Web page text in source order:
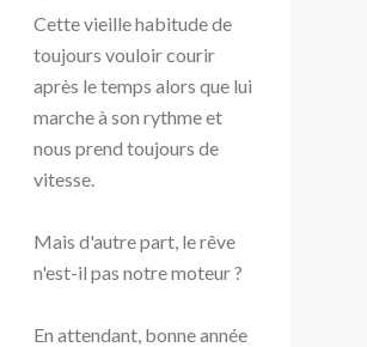
Cette vieille habitude de
toujours vouloir courir
après le temps alors que lui
marche à son rythme et
nous prend toujours de
vitesse.
Mais d'autre part, le rêve
n'est-il pas notre moteur ?
En attendant, bonne année